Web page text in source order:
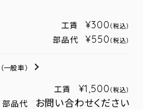
工賃 ¥300 （税込）
部品代 ¥550 （税込）
（一般車）
工賃 ¥1,500 （税込）
部品代 お問い合わせください